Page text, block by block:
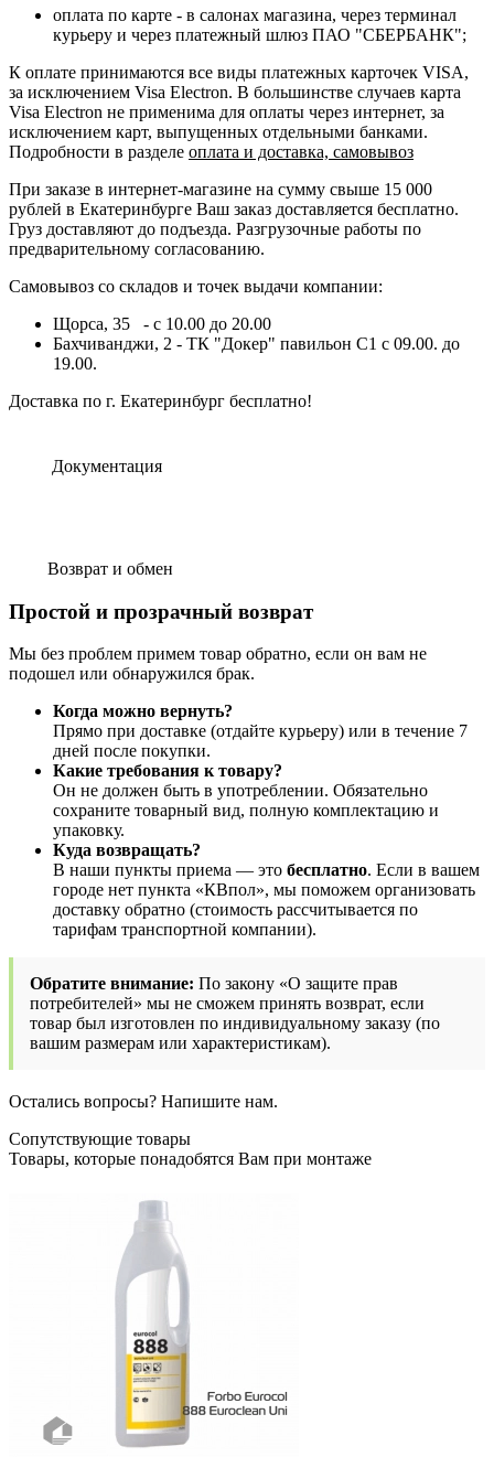
оплата по карте - в салонах магазина, через терминал
курьеру и через платежный шлюз ПАО "СБЕРБАНК";
К оплате принимаются все виды платежных карточек VISA,
за исключением Visa Electron. В большинстве случаев карта
Visa Electron не применима для оплаты через интернет, за
исключением карт, выпущенных отдельными банками.
Подробности в разделе оплата и доставка, самовывоз
При заказе в интернет-магазине на сумму свыше 15 000
рублей в Екатеринбурге Ваш заказ доставляется бесплатно.
Груз доставляют до подъезда. Разгрузочные работы по
предварительному согласованию.
Самовывоз со складов и точек выдачи компании:
Щорса, 35 - с 10.00 до 20.00
Бахчиванджи, 2 - ТК "Докер" павильон С1 с 09.00. до
19.00.
Доставка по г. Екатеринбург бесплатно!
Документация
Возврат и обмен
Простой и прозрачный возврат
Мы без проблем примем товар обратно, если он вам не
подошел или обнаружился брак.
Когда можно вернуть?
Прямо при доставке (отдайте курьеру) или в течение 7
дней после покупки.
Какие требования к товару?
Он не должен быть в употреблении. Обязательно
сохраните товарный вид, полную комплектацию и
упаковку.
Куда возвращать?
В наши пункты приема — это бесплатно. Если в вашем
городе нет пункта «КВпол», мы поможем организовать
доставку обратно (стоимость рассчитывается по
тарифам транспортной компании).
Обратите внимание: По закону «О защите прав
потребителей» мы не сможем принять возврат, если
товар был изготовлен по индивидуальному заказу (по
вашим размерам или характеристикам).
Остались вопросы? Напишите нам.
Сопутствующие товары
Товары, которые понадобятся Вам при монтаже